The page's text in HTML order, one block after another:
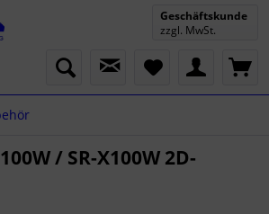
Geschäftskunde
zzgl. MwSt.
/ SR-X100W 2D-